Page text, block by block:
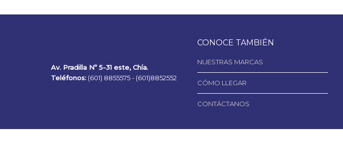
Av. Pradilla Nº 5-31 este, Chía.
Teléfonos: (601) 8855575 - (601)8852552
CONOCE TAMBIÉN
NUESTRAS MARCAS
CÓMO LLEGAR
CONTÁCTANOS